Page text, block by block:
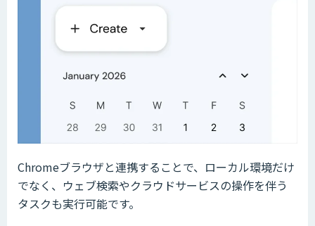
Chromeブラウザと連携することで、ローカル環境だけ
でなく、ウェブ検索やクラウドサービスの操作を伴う
タスクも実行可能です。